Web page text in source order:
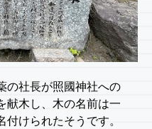
の社長が照國神社への
献木し、木の名前は一
けられたそうです。